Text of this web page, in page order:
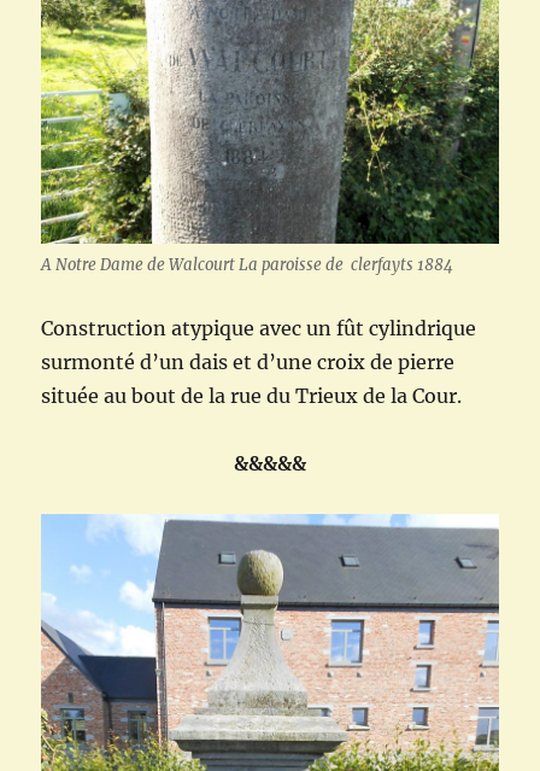
A Notre Dame de Walcourt La paroisse de clerfayts 1884
Construction atypique avec un fût cylindrique
surmonté d’un dais et d’une croix de pierre
située au bout de la rue du Trieux de la Cour.
&&&&&